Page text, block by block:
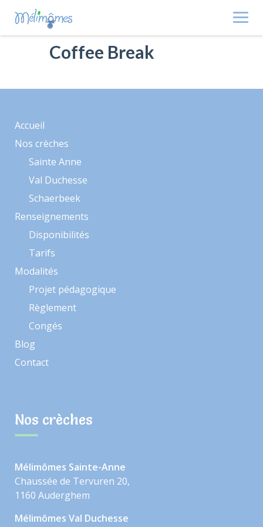
content
Coffee Break
Accueil
Nos crèches
Sainte Anne
Val Duchesse
Schaerbeek
Renseignements
Disponibilités
Tarifs
Modalités
Projet pédagogique
Règlement
Congés
Blog
Contact
Nos crèches
Mélimômes Sainte-Anne
Chaussée de Tervuren 20,
1160 Auderghem
Mélimômes Val Duchesse